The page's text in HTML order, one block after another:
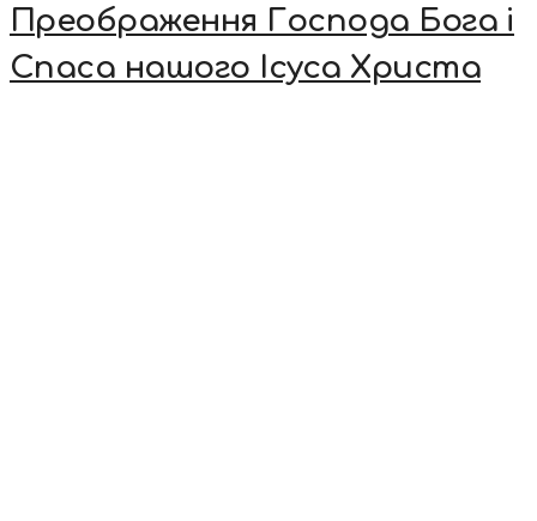
Преображення Господа Бога і
Спаса нашого Ісуса Христа